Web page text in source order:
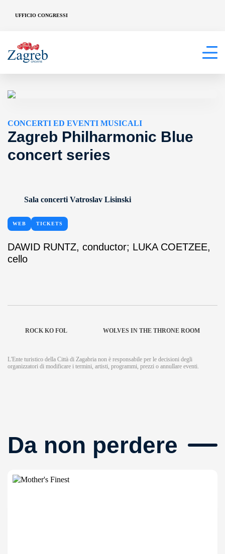
UFFICIO CONGRESSI
CONCERTI ED EVENTI MUSICALI
Zagreb Philharmonic Blue
concert series
Sala concerti Vatroslav Lisinski
WEB TICKETS
DAWID RUNTZ, conductor; LUKA COETZEE,
cello
ROCK KO FOL WOLVES IN THE THRONE ROOM
L'Ente turistico della Città di Zagabria non è responsabile per le decisioni degli
organizzatori di modificare i termini, artisti, programmi, prezzi o annullare eventi.
Da non perdere